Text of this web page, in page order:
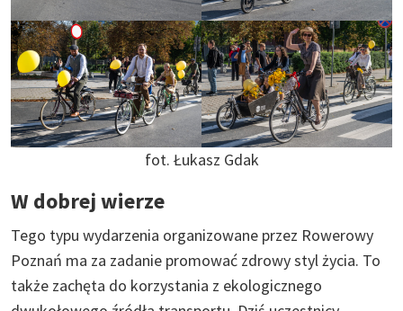
fot. Łukasz Gdak
W dobrej wierze
Tego typu wydarzenia organizowane przez Rowerowy
Poznań ma za zadanie promować zdrowy styl życia. To
także zachęta do korzystania z ekologicznego